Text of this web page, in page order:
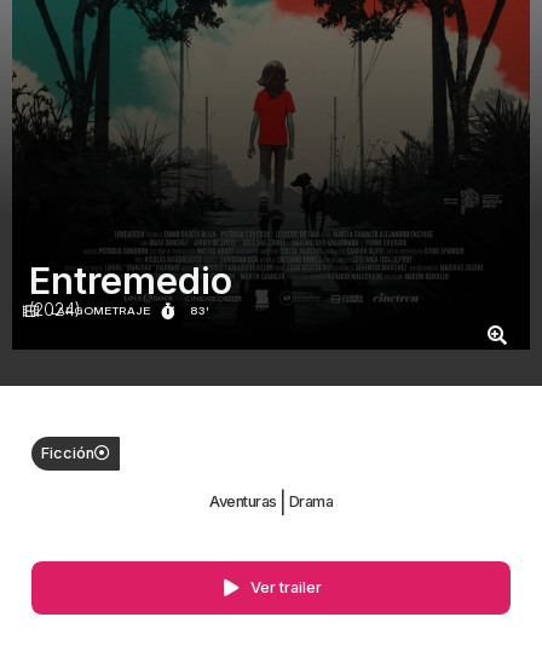
LARGOMETRAJE 83'
Entremedio
(2024)
Ficción
Aventuras Drama
Ver trailer